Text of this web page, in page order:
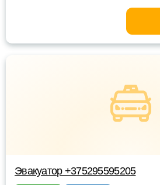
Эвакуатор +375295595205